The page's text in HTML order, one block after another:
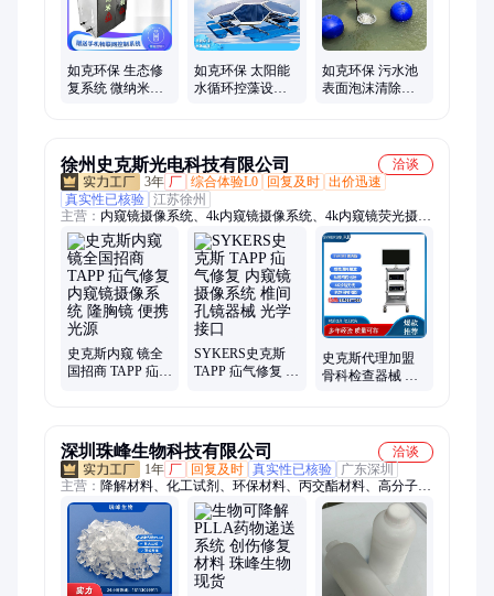
备、混合增氧设备、曝气搅拌设备、离心式曝气机、双曲面搅拌
机、立式混合搅拌器、污水混合搅拌器、景观喷泉曝气机
如克环保 生态修
复系统 微纳米曝
如克环保 太阳能
水循环控藻设备
如克环保 污水池
表面泡沫清除装
徐州史克斯光电科技有限公司
洽谈
3年 厂 综合体验L0 回复及时 出价迅速
真实性已核验 江苏徐州
主营： 内窥镜摄像系统、4k内窥镜摄像系统、4k内窥镜荧光摄像
系统、内窥镜、内窥镜手术器械
史克斯内窥 镜全
国招商 TAPP 疝气
SYKERS史克斯
TAPP 疝气修复 内
史克斯代理加盟
骨科检查器械 国
深圳珠峰生物科技有限公司
洽谈
1年 厂 回复及时 真实性已核验
广东深圳
主营： 降解材料、化工试剂、环保材料、丙交酯材料、高分子材
料、共聚物原料、医用级材料、合成聚乳酸、透明聚乳酸、高分
子合成料、可降解丙交酯、环保型乙交酯、纯度合成单体、聚乳
酸共聚物、高纯度丙交酯、透明级丙交酯、可降解聚合物、食品
级丙交酯、医用可吸收原料、聚乳酸基础材料、医用乙交酯原
料、乙交酯合成单体